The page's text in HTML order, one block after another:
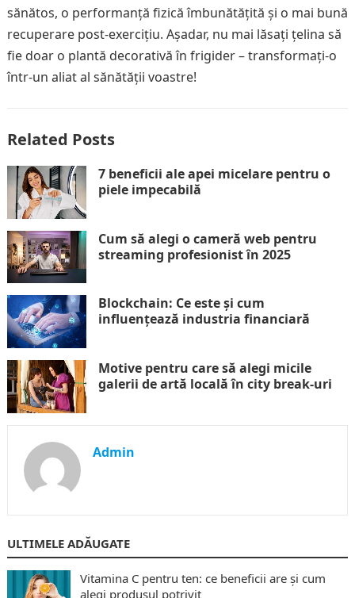
sănătos, o performanță fizică îmbunătățită și o mai bună
recuperare post-exercițiu. Așadar, nu mai lăsați țelina să
fie doar o plantă decorativă în frigider – transformați-o
într-un aliat al sănătății voastre!
Related Posts
7 beneficii ale apei micelare pentru o
piele impecabilă
Cum să alegi o cameră web pentru
streaming profesionist în 2025
Blockchain: Ce este și cum
influențează industria financiară
Motive pentru care să alegi micile
galerii de artă locală în city break-uri
Admin
ULTIMELE ADĂUGATE
Vitamina C pentru ten: ce beneficii are și cum
alegi produsul potrivit